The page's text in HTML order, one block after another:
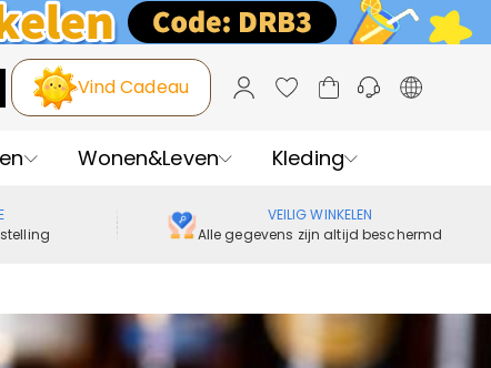
Vind Cadeau
Wonen&Leven Kleding
VEILIG WINKELEN
Alle gegevens zijn altijd beschermd